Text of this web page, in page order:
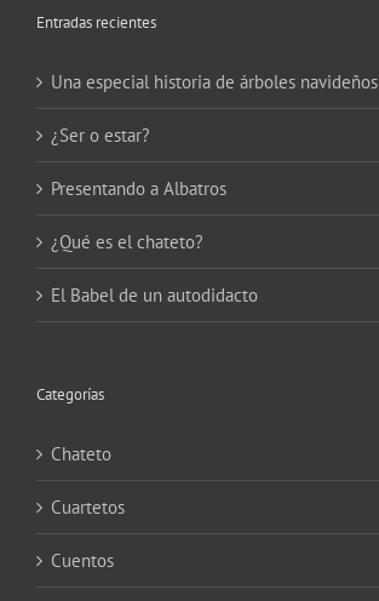
Entradas recientes
Una especial historia de árboles navideños
¿Ser o estar?
Presentando a Albatros
¿Qué es el chateto?
El Babel de un autodidacto
Categorías
Chateto
Cuartetos
Cuentos